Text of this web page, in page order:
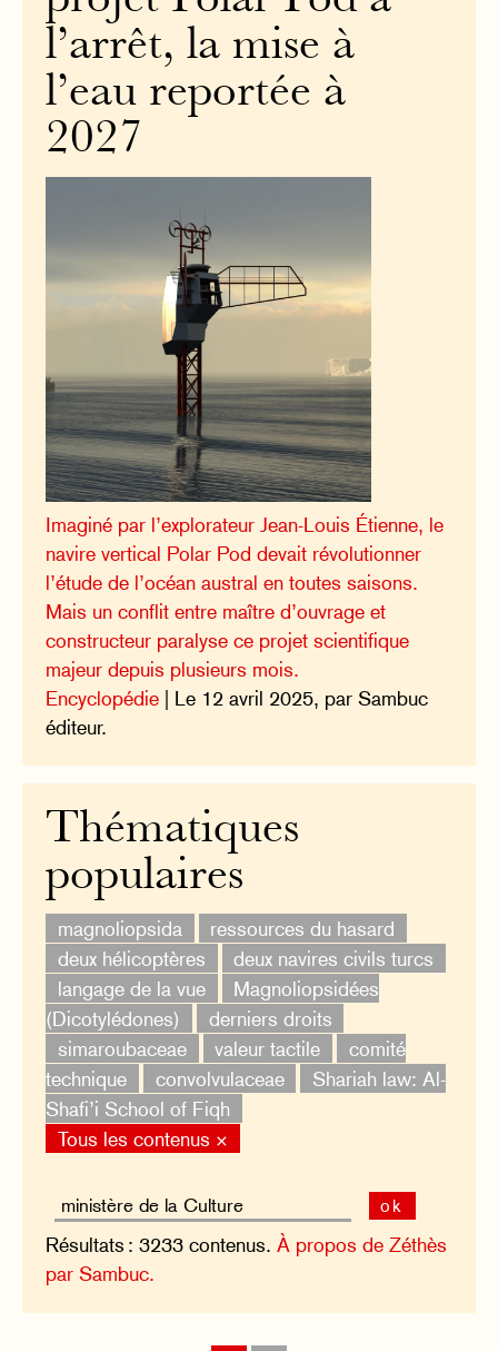
l’arrêt, la mise à
l’eau reportée à
2027
Imaginé par l’explorateur Jean-Louis Étienne, le
navire vertical Polar Pod devait révolutionner
l’étude de l’océan austral en toutes saisons.
Mais un conflit entre maître d’ouvrage et
constructeur paralyse ce projet scientifique
majeur depuis plusieurs mois.
Encyclopédie | Le 12 avril 2025, par Sambuc
éditeur.
Thématiques
populaires
magnoliopsida
ressources du hasard
deux hélicoptères
deux navires civils turcs
langage de la vue
Magnoliopsidées
(Dicotylédones)
derniers droits
simaroubaceae
valeur tactile
comité
technique
convolvulaceae
Shariah law: Al-
Shafi’i School of Fiqh
Tous les contenus ×
ok
Résultats : 3233 contenus.À propos de Zéthès
par Sambuc.